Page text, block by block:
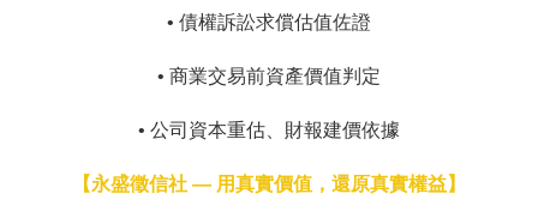
• 債權訴訟求償估值佐證
• 商業交易前資產價值判定
• 公司資本重估、財報建價依據
【永盛徵信社 — 用真實價值，還原真實權益】